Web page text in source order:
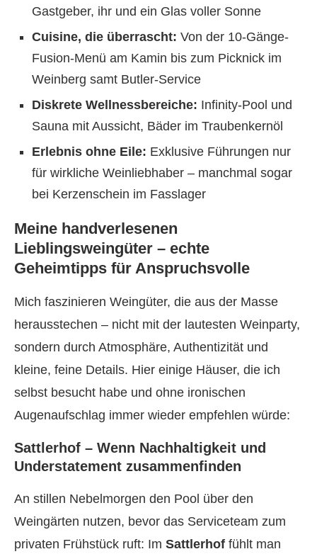
Gastgeber, ihr und ein Glas voller Sonne
Cuisine, die überrascht: Von der 10-Gänge-
Fusion-Menü am Kamin bis zum Picknick im
Weinberg samt Butler-Service
Diskrete Wellnessbereiche: Infinity-Pool und
Sauna mit Aussicht, Bäder im Traubenkernöl
Erlebnis ohne Eile: Exklusive Führungen nur
für wirkliche Weinliebhaber – manchmal sogar
bei Kerzenschein im Fasslager
Meine handverlesenen
Lieblingsweingüter – echte
Geheimtipps für Anspruchsvolle
Mich faszinieren Weingüter, die aus der Masse
herausstechen – nicht mit der lautesten Weinparty,
sondern durch Atmosphäre, Authentizität und
kleine, feine Details. Hier einige Häuser, die ich
selbst besucht habe und ohne ironischen
Augenaufschlag immer wieder empfehlen würde:
Sattlerhof – Wenn Nachhaltigkeit und
Understatement zusammenfinden
An stillen Nebelmorgen den Pool über den
Weingärten nutzen, bevor das Serviceteam zum
privaten Frühstück ruft: Im Sattlerhof fühlt man